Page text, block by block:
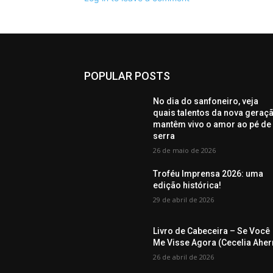
POPULAR POSTS
No dia do sanfoneiro, veja
quais talentos da nova
mantêm vivo o amor ao pé de
serra
26 de maio de 2026
Troféu Imprensa 2026: uma
edição histórica!
29 de abril de 2026
Livro de Cabeceira – Se Você
Me Visse Agora (Cecelia
26 de abril de 2026